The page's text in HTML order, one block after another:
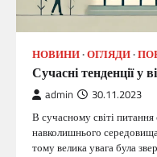
НОВИНИ ОГЛЯДИ
Сучасні тенденції у
admin 30.11.2023
В сучасному світі
навколишнього
тому велика увага була